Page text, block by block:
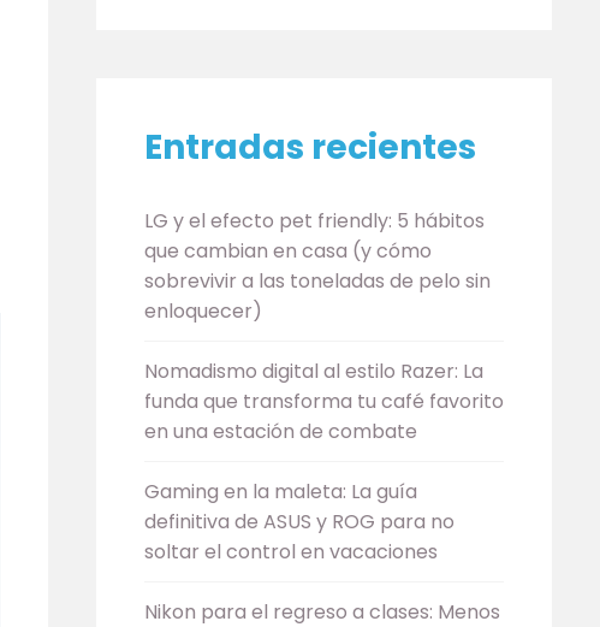
Entradas recientes
LG y el efecto pet friendly: 5 hábitos
que cambian en casa (y cómo
sobrevivir a las toneladas de pelo sin
enloquecer)
Nomadismo digital al estilo Razer: La
funda que transforma tu café favorito
en una estación de combate
Gaming en la maleta: La guía
definitiva de ASUS y ROG para no
soltar el control en vacaciones
Nikon para el regreso a clases: Menos